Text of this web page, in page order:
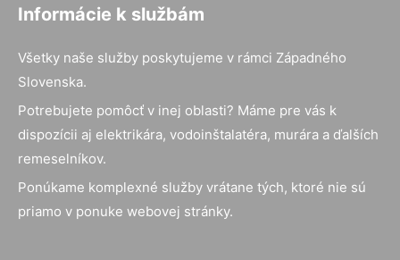
Informácie k službám
Všetky naše služby poskytujeme v rámci Západného
Slovenska.
Potrebujete pomôcť v inej oblasti? Máme pre vás k
dispozícii aj elektrikára, vodoinštalatéra, murára a ďalších
remeselníkov.
Ponúkame komplexné služby vrátane tých, ktoré nie sú
priamo v ponuke webovej stránky.